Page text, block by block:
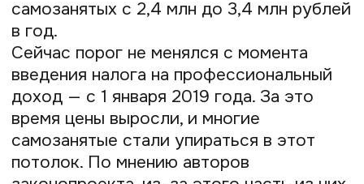
заработает с 1 января 2027 года.
Статья была полезной? Поделитесь
с друзьями и коллегами: